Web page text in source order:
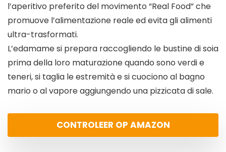
l’aperitivo preferito del movimento “Real Food” che
promuove l’alimentazione reale ed evita gli alimenti
ultra-trasformati.
L’edamame si prepara raccogliendo le bustine di soia
prima della loro maturazione quando sono verdi e
teneri, si taglia le estremità e si cuociono al bagno
mario o al vapore aggiungendo una pizzicata di sale.
CONTROLEER OP AMAZON